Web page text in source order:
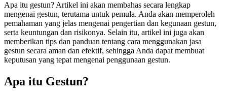
Apa itu gestun? Artikel ini akan membahas secara lengkap
mengenai gestun, terutama untuk pemula. Anda akan memperoleh
pemahaman yang jelas mengenai pengertian dan kegunaan gestun,
serta keuntungan dan risikonya. Selain itu, artikel ini juga akan
memberikan tips dan panduan tentang cara menggunakan jasa
gestun secara aman dan efektif, sehingga Anda dapat membuat
keputusan yang tepat mengenai penggunaan gestun.
Apa itu Gestun?